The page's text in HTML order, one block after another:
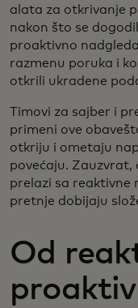
alata za otkrivanje
nakon što se
proaktivno
razmenu poruka i
otkrili ukradene
Timovi za sajber i
primeni ove
otkriju i ometaju
povećaju.
prelazi sa reaktivne
pretnje dobijaju
Od